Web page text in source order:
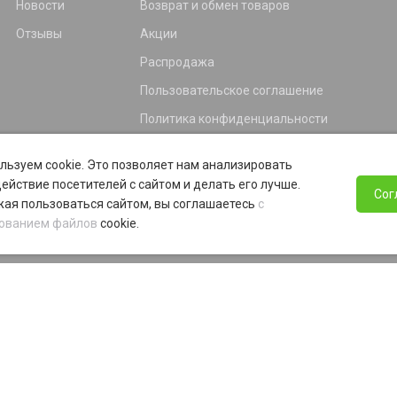
Новости
Отзывы
Возврат и обмен товаров
Акции
Распродажа
Пользовательское соглашение
Политика конфиденциальности
Программа лояльности
cookie. Это позволяет нам анализировать
посетителей с сайтом и делать его лучше.
пользоваться сайтом, вы соглашаетесь с
файлов cookie.